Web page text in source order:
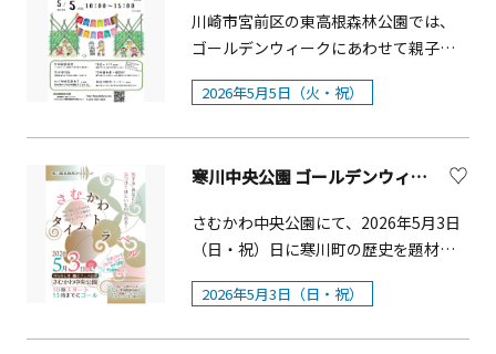
園グループパートナーズ（代表企業：
横浜緑地株式会社）、（公財）相模原
野アートフェスタ実行委員会
物■備考：当日レインコート購入可（1
着100円） 【県立東高根森林公園につ
いて】川崎市宮前区に位置し、川崎市
内唯一の県立公園です。神奈川県の天
然記念物であるシラカシ林や、弥生時
生広場）など、貴重な自然と歴史が共
存しています。園内には湿生植物園な
ど四季折々の自然を楽しめるスポット
ヶ崎の人気店「プレンティーズ」によ
るアイスクリームづくり体験も開催。
好きなトッピングでオリジナルアイス
やワッフルを作ることができ、親子で
楽しい時間を過ごせます。 そのほか、
駅員のお仕事体験や制服試着など、鉄
道に親しめる催しも。また、アンケー
トに回答をすると、オリジナルグッズ
がもらえるカプセルトイが回せます。
に楽しめる、こどもの日にぴったりの
川崎市宮前区の東高根森林公園では、
ゴールデンウィークにあわせて親子で
楽しめる自然体験イベントを開催しま
す。新緑に包まれた園内で、のびのびと
チンカーの出店もあり、食も楽しめま
のイベントです。概要■開催日：2026
年5月5日（火・祝）■時間：10：00～
15：00（予定）■会場：東高根森林公
園（ケヤキ広場ほか）■内容：自然遊
び体験、親子向けアクティビティ など
2026年5月5日（火・祝）
寒川中央公園 ゴールデンウィーク特別企画 「 寒川でタイムトラベル!? 謎解きフリーウォーク」【寒川町】
さむかわ中央公園にて、2026年5月3日
（日・祝）日に寒川町の歴史を題材と
した体験型イベントを開催します。参
加者は地図を手に町内を巡り、縄文か
2026年5月3日（日・祝）